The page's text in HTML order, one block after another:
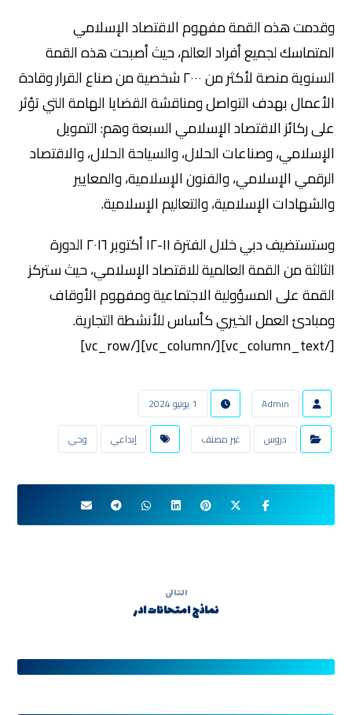
وقدمت هذه القمة مفهوم الاقتصاد الإسلامي
المتماسك لجميع أفراد العالم، حيث أصبحت هذه القمة
السنوية منصة لأكثر من ٢٠٠٠ شخصية من صناع القرار وقادة
الأعمال بهدف التواصل ومناقشة القضايا الهامة التي تؤثر
على ركائز الاقتصاد الإسلامي السبعة وهم: التمويل
الإسلامي، وصناعات الحلال، والسياحة الحلال، والاقتصاد
الرقمي الإسلامي، والفنون الإسلامية، والمعايير
والشهادات الإسلامية، والتعاليم الإسلامية.
وستستضيف دبي خلال الفترة ١١-١٢ أكتوبر ٢٠١٦ الدورة
الثالثة من القمة العالمية للاقتصاد الإسلامي، حيث ستركز
القمة على المسؤولية الاجتماعية ومفهوم الأوقاف
ومبادئ العمل الخيري كأساس للأنشطة التجارية.
[/vc_column_text][/vc_column][/vc_row]
Admin
1 يونيو 2024
دروس
غير مصنف إبداعي وحي
التالى
نماذج امتحانات ادر